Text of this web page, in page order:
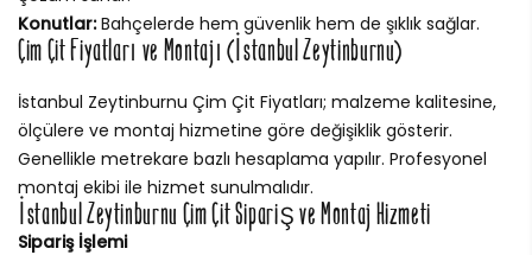
Konutlar:Bahçelerde hem güvenlik hem de şıklık sağlar.
Çim Çit Fiyatları ve Montajı (İstanbul Zeytinburnu)
İstanbul Zeytinburnu Çim Çit Fiyatları; malzeme kalitesine,
ölçülere ve montaj hizmetine göre değişiklik gösterir.
Genellikle metrekare bazlı hesaplama yapılır. Profesyonel
montaj ekibi ile hizmet sunulmalıdır.
İstanbul Zeytinburnu Çim Çit Sipariş ve Montaj Hizmeti
Sipariş İşlemi